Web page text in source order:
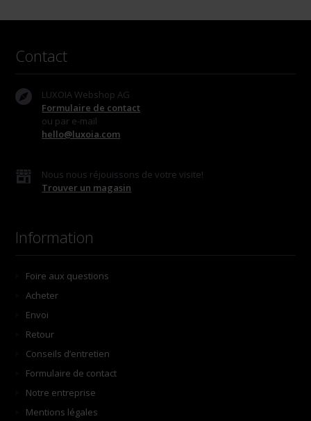
Contact
LUXOIA Webshop AG
Formulaire de contact
ou par e-mail
hello@luxoia.com
Nous nous réjouissons de votre visite!
Trouver un magasin
Information
Foire aux questions
Acheter
Envoi
Retour
Conseils d’entretien
Formulaire de contact
Notre entreprise
Mentions légales